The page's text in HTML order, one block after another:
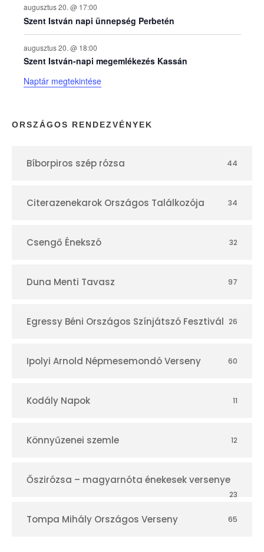
a
p
t
r
augusztus 20. @ 17:00
Szent István napi ünnepség Perbetén
augusztus 20. @ 18:00
Szent István-napi megemlékezés Kassán
Naptár megtekintése
ORSZÁGOS RENDEZVÉNYEK
Bíborpiros szép rózsa 44
Citerazenekarok Országos Találkozója 34
Csengő Énekszó 32
Duna Menti Tavasz 97
Egressy Béni Országos Színjátszó Fesztivál 26
Ipolyi Arnold Népmesemondó Verseny 60
Kodály Napok 11
Könnyűzenei szemle 12
Őszirózsa – magyarnóta énekesek versenye
23
Tompa Mihály Országos Verseny 65